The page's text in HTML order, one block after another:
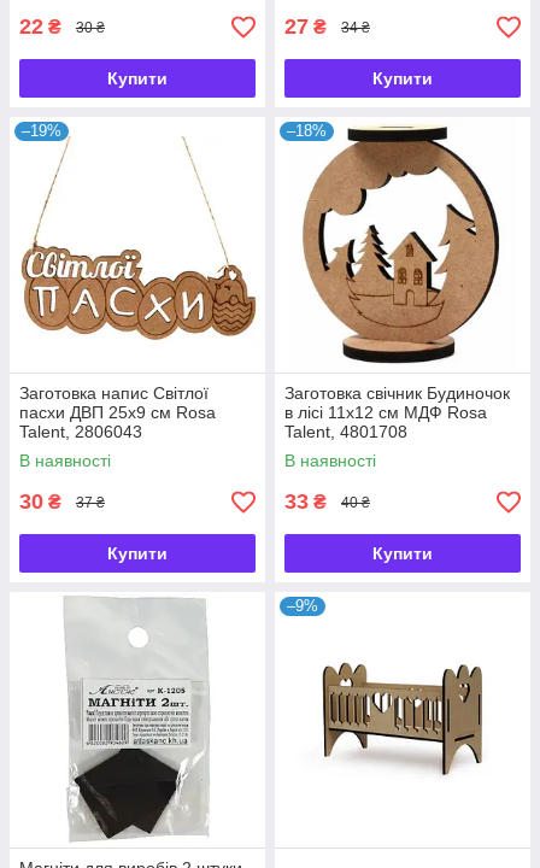
22 ₴ 30 ₴
Купити
27 ₴ 34 ₴
Купити
–19%
Заготовка напис Світлої
пасхи ДВП 25х9 см Rosa
Talent, 2806043
В наявності
30 ₴ 37 ₴
Купити
–18%
Заготовка свічник Будиночок
в лісі 11х12 см МДФ Rosa
Talent, 4801708
В наявності
33 ₴ 40 ₴
Купити
–9%